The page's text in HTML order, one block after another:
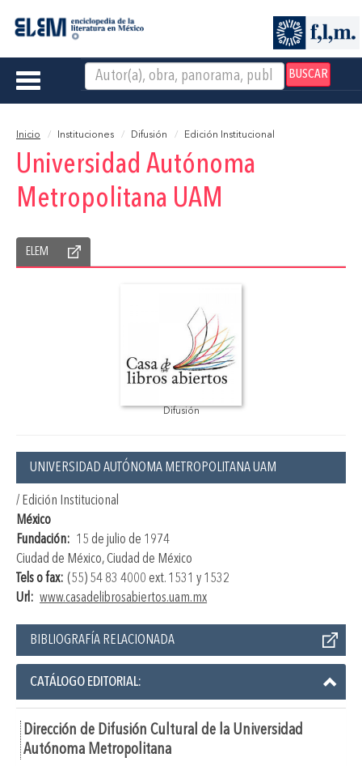
BUSCAR
Toggle
Inicio Instituciones Difusión Edición Institucional
Universidad Autónoma
Metropolitana UAM
ELEM
Difusión
UNIVERSIDAD AUTÓNOMA METROPOLITANA UAM
/ Edición Institucional
México
Fundación: 15 de julio de 1974
Ciudad de México, Ciudad de México
Tels o fax: (55) 54 83 4000 ext. 1531 y 1532
Url: www.casadelibrosabiertos.uam.mx
BIBLIOGRAFÍA RELACIONADA
CATÁLOGO EDITORIAL:
Dirección de Difusión Cultural de la Universidad
Autónoma Metropolitana